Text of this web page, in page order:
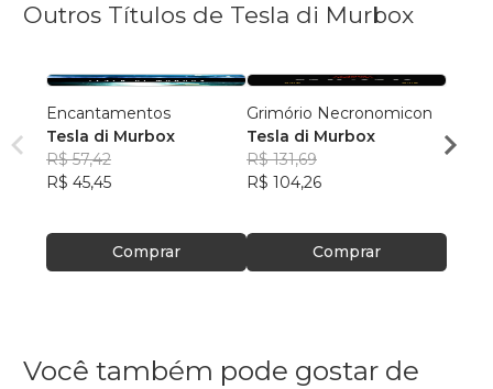
Outros Títulos de Tesla di Murbox
Encantamentos
Tesla di Murbox
R$ 57,42
R$ 45,45
Comprar
Grimório Necronomicon
Tesla di Murbox
R$ 131,69
R$ 104,26
Comprar
R$
Você também pode gostar de